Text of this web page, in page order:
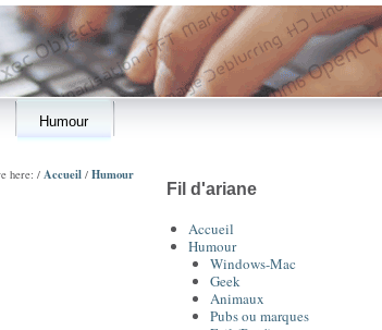
Humour
here: / Accueil / Humour
Fil d'ariane
Accueil
Humour
Windows-Mac
Geek
Animaux
Pubs ou marques